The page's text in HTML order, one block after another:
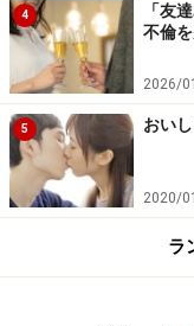
い。私のし残した
解し合って穏やか
ッチングアプリに登
数カ月後、同じよ
た。実際に会った
デートを経て、ま
「彼が私の家に越
4
「友
不倫
2026/
5 おい
2020/
ラ